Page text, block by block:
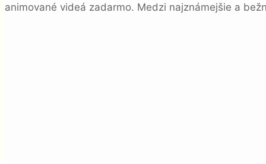
animované videá zadarmo. Medzi najznámejšie a